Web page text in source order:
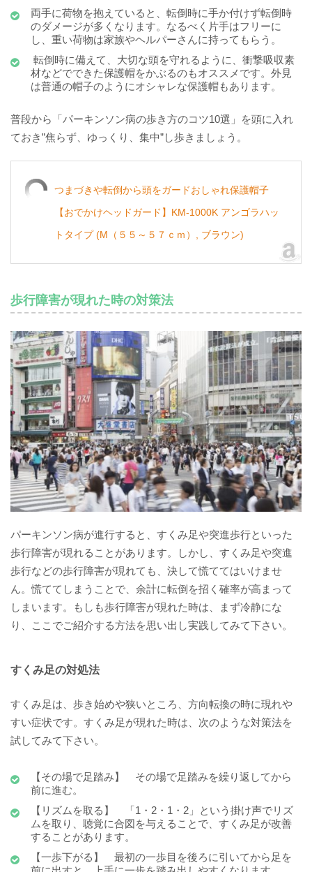
両手に荷物を抱えていると、転倒時に手か付けず転倒時
のダメージが多くなります。なるべく片手はフリーに
し、重い荷物は家族やヘルパーさんに持ってもらう。
転倒時に備えて、大切な頭を守れるように、衝撃吸収素
材などでできた保護帽をかぶるのもオススメです。外見
は普通の帽子のようにオシャレな保護帽もあります。
普段から「パーキンソン病の歩き方のコツ10選」を頭に入れ
ておき”焦らず、ゆっくり、集中”し歩きましょう。
つまづきや転倒から頭をガードおしゃれ保護帽子
【おでかけヘッドガード】KM-1000K アンゴラハッ
トタイプ (M（５５～５７ｃｍ）, ブラウン)
歩行障害が現れた時の対策法
パーキンソン病が進行すると、すくみ足や突進歩行といった
歩行障害が現れることがあります。しかし、すくみ足や突進
歩行などの歩行障害が現れても、決して慌ててはいけませ
ん。慌ててしまうことで、余計に転倒を招く確率が高まって
しまいます。もしも歩行障害が現れた時は、まず冷静にな
り、ここでご紹介する方法を思い出し実践してみて下さい。
すくみ足の対処法
すくみ足は、歩き始めや狭いところ、方向転換の時に現れや
すい症状です。すくみ足が現れた時は、次のような対策法を
試してみて下さい。
【その場で足踏み】 その場で足踏みを繰り返してから
前に進む。
【リズムを取る】 「1・2・1・2」という掛け声でリズ
ムを取り、聴覚に合図を与えることで、すくみ足が改善
することがあります。
【一歩下がる】 最初の一歩目を後ろに引いてから足を